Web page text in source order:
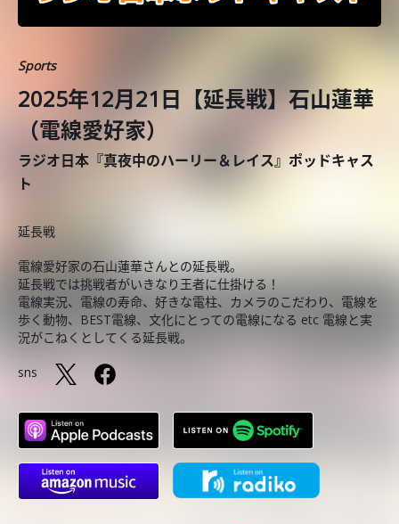
Sports
2025年12月21日【延長戦】石山蓮華
（電線愛好家）
ラジオ日本『真夜中のハーリー＆レイス』ポッドキャス
ト
延長戦
電線愛好家の石山蓮華さんとの延長戦。
延長戦では挑戦者がいきなり王者に仕掛ける！
電線実況、電線の寿命、好きな電柱、カメラのこだわり、電線を
歩く動物、BEST電線、文化にとっての電線になる etc 電線と実
況がこねくとしてくる延長戦。
sns